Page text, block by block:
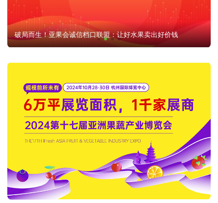
破局而生！亚果会诚信档口联盟：让好水果卖出好价钱